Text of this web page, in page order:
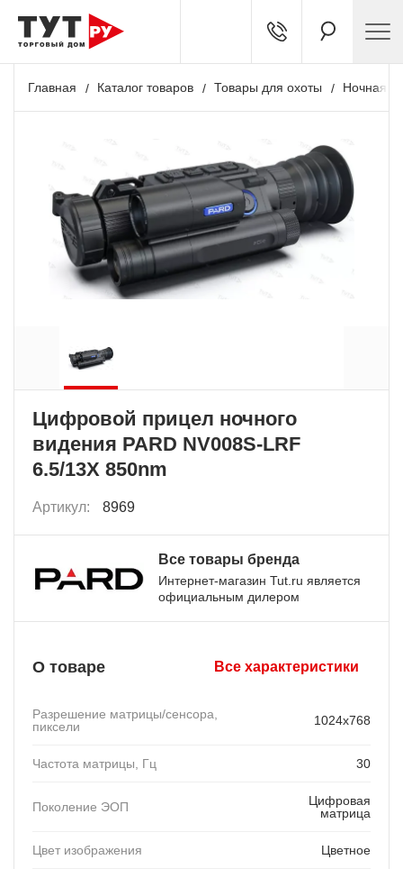
Главная Каталог товаров Товары для охоты Ночная
Цифровой прицел ночного
видения PARD NV008S-LRF
6.5/13X 850nm
Артикул: 8969
Все товары бренда
Интернет-магазин Tut.ru является
официальным дилером
О товаре Все характеристики
Разрешение матрицы/сенсора,
пиксели
1024x768
Частота матрицы, Гц 30
Поколение ЭОП
Цифровая
матрица
Цвет изображения Цветное